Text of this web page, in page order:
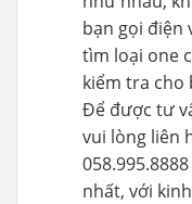
bạn gọi điện
tìm loại one
kiểm tra cho
Để được tư
vui lòng liên
nhất, với